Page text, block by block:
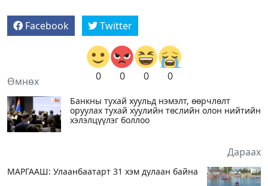
Facebook Twitter
0 0 0 0
Өмнөх
Банкны тухай хуульд нэмэлт, өөрчлөлт
оруулах тухай хуулийн төслийн олон нийтийн
хэлэлцүүлэг боллоо
Дараах
МАРГААШ: Улаанбаатарт 31 хэм дулаан байна